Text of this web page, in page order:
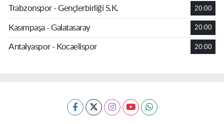
Trabzonspor - Gençlerbirliği S.K. 20:00
Kasımpaşa - Galatasaray 20:00
Antalyaspor - Kocaelispor 20:00